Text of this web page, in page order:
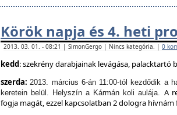
Körök napja és 4. heti
2013. 03. 01. - 08:21 | SimonGergo | Nincs kategória. | 0
kedd: szekrény darabjainak levágása, palacktartó
szerda:2013. március 6-án 11:00-tól kezdődik a
keretein belül. Helyszín a Kármán koli aulája. A
fogja magát, ezzel kapcsolatban 2 dologra